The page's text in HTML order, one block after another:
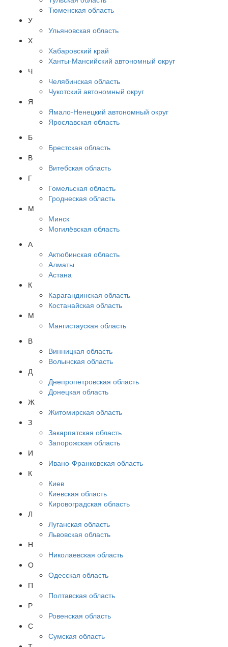
Тюменская область
У
Ульяновская область
Х
Хабаровский край
Ханты-Мансийский автономный округ
Ч
Челябинская область
Чукотский автономный округ
Я
Ямало-Ненецкий автономный округ
Ярославская область
Б
Брестская область
В
Витебская область
Г
Гомельская область
Гроднеская область
М
Минск
Могилёвская область
А
Актюбинская область
Алматы
Астана
К
Карагандинская область
Костанайская область
М
Мангистауская область
В
Винницкая область
Волынская область
Д
Днепропетровская область
Донецкая область
Ж
Житомирская область
З
Закарпатская область
Запорожская область
И
Ивано-Франковская область
К
Киев
Киевская область
Кировоградская область
Л
Луганская область
Львовская область
Н
Николаевская область
О
Одесская область
П
Полтавская область
Р
Ровенская область
С
Сумская область